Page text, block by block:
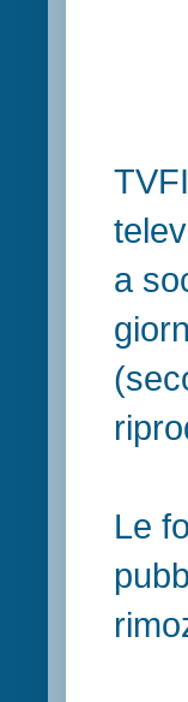
a
Le